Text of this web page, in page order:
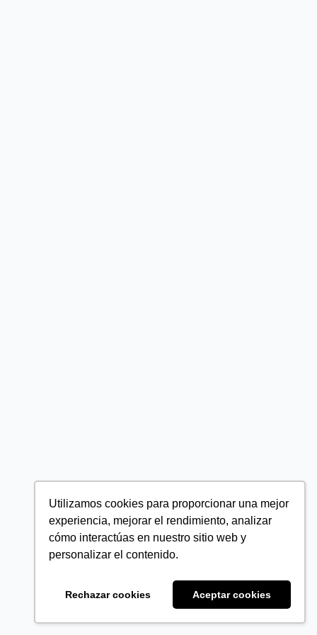
Utilizamos cookies para proporcionar una mejor
experiencia, mejorar el rendimiento, analizar
cómo interactúas en nuestro sitio web y
personalizar el contenido.
Rechazar cookies Aceptar cookies